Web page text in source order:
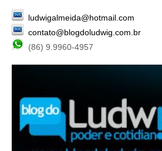
ludwigalmeida@hotmail.com
contato@blogdoludwig.com.br
(86) 9.9960-4957